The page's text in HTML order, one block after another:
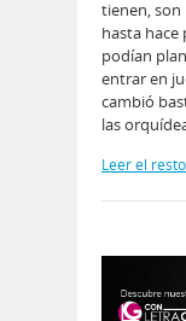
tienen, son
hasta hace
podían
entrar en
cambió
las
Leer el